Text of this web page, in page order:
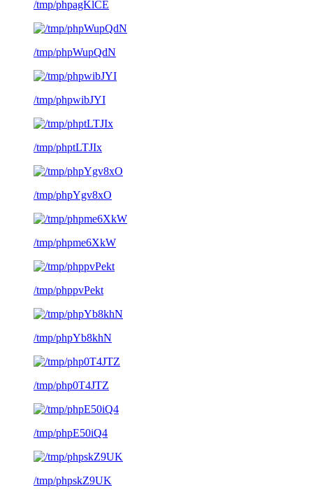
/tmp/phpagKlCE
/tmp/phpWupQdN
/tmp/phpwibJYI
/tmp/phptLTJIx
/tmp/phpYgv8xO
/tmp/phpme6XkW
/tmp/phppvPekt
/tmp/phpYb8khN
/tmp/php0T4JTZ
/tmp/phpE50iQ4
/tmp/phpskZ9UK